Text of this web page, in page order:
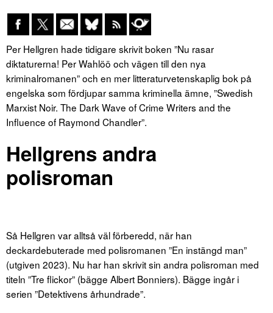
Per Hellgren hade tidigare skrivit boken ”Nu rasar
diktaturerna! Per Wahlöö och vägen till den nya
kriminalromanen” och en mer litteraturvetenskaplig bok på
engelska som fördjupar samma kriminella ämne, ”Swedish
Marxist Noir. The Dark Wave of Crime Writers and the
Influence of Raymond Chandler”.
Hellgrens andra
polisroman
Så Hellgren var alltså väl förberedd, när han
deckardebuterade med polisromanen ”En instängd man”
(utgiven 2023). Nu har han skrivit sin andra polisroman med
titeln ”Tre flickor” (bägge Albert Bonniers). Bägge ingår i
serien ”Detektivens århundrade”.